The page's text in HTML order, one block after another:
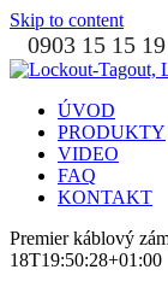
Skip to content
0903 15 15 19
ÚVOD
PRODUKTY
VIDEO
FAQ
KONTAKT
Premier káblový
18T19:50:28+01:00